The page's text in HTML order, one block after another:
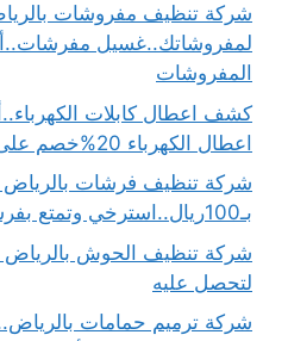
شركة تنظيف مفروشات
لمفروشاتك..غسيل
المفروشات
اعطال الكهرباء 20%خصم على خدماتنا
شركة تنظيف فرشات بالرياض
بـ100ريال..استرخي وتمتع بفرشات نظيفة
لتحصل عليه
شركة ترميم حمامات